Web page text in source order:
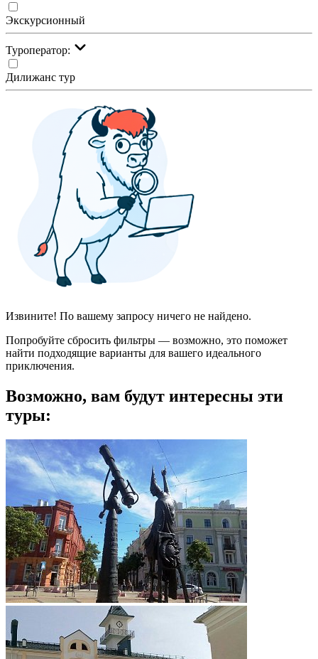
Экскурсионный
Туроператор:
Дилижанс тур
Извините! По вашему запросу ничего не найдено.
Попробуйте сбросить фильтры — возможно, это поможет
найти подходящие варианты для вашего идеального
приключения.
Возможно, вам будут интересны эти
туры: